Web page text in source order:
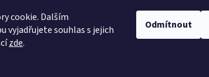
cookie. Dalším
vyjadřujete souhlas s jejich
zde.
Odmítnout